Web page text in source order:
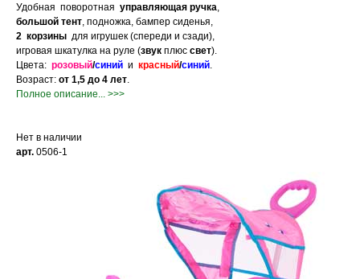
Удобная поворотная управляющая ручка,
большой тент, подножка, бампер сиденья,
2 корзины для игрушек (спереди и сзади),
игровая шкатулка на руле (звук плюс свет).
Цвета: розовый/синий и красный/синий.
Возраст: от 1,5 до 4 лет.
Полное описание... >>>
Нет в наличии
арт. 0506-1